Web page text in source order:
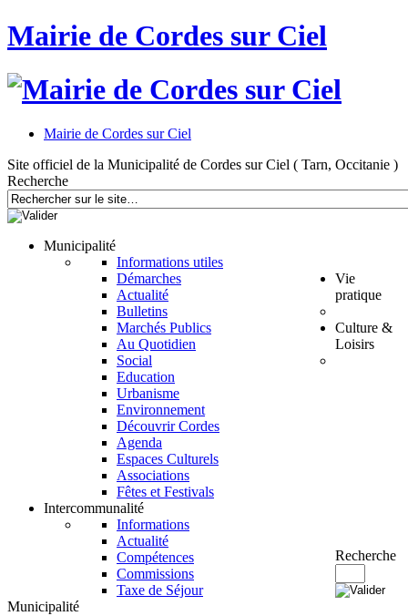
Mairie de Cordes sur Ciel
Mairie de Cordes sur Ciel
Site officiel de la Municipalité de Cordes sur Ciel ( Tarn, Occitanie )
Recherche
Municipalité
Informations utiles
Démarches
Actualité
Bulletins
Marchés Publics
Vie
pratique
Au Quotidien
Social
Education
Urbanisme
Environnement
Culture &
Loisirs
Découvrir Cordes
Agenda
Espaces Culturels
Associations
Fêtes et Festivals
Intercommunalité
Informations
Actualité
Compétences
Commissions
Taxe de Séjour
Recherche
Municipalité